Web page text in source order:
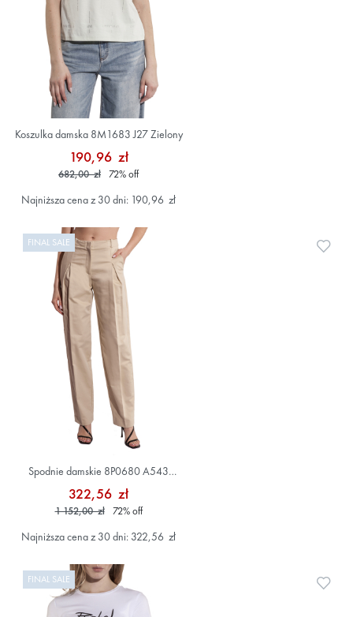
Koszulka damska 8M1683 J27 Zielony
190,96 zł
682,00 zł 72%off
Najniższa cena z 30 dni: 190,96 zł
FINAL SALE
Spodnie damskie 8P0680 A543
Beżowy
322,56 zł
1 152,00 zł 72%off
Najniższa cena z 30 dni: 322,56 zł
FINAL SALE